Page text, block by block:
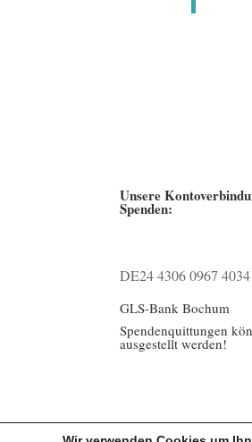
Unsere
Spenden:
DE24 4306 0967
GLS-Bank Bochum
Spendenquittungen
ausgestellt werden!